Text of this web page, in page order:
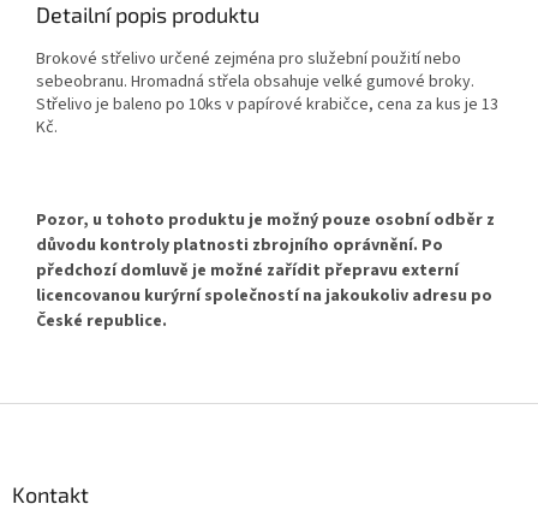
Detailní popis produktu
Brokové střelivo určené zejména pro služební použití nebo
sebeobranu. Hromadná střela obsahuje velké gumové broky.
Střelivo je baleno po 10ks v papírové krabičce, cena za kus je 13
Kč.
Pozor, u tohoto produktu je možný pouze osobní odběr z
důvodu kontroly platnosti zbrojního oprávnění. Po
předchozí domluvě je možné zařídit přepravu externí
licencovanou kurýrní společností na jakoukoliv adresu po
České republice.
Kontakt